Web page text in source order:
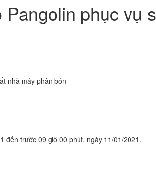
phục vụ
nhà máy phân bón
đến trước 09 giờ 00 phút, ngày 11/01/2021.